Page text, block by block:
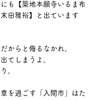
も【築地本願寺いるま布
田雅裕】と出ています
からと侮るなかれ。
てしまうよ。
。
を過ごす「入間市」はた